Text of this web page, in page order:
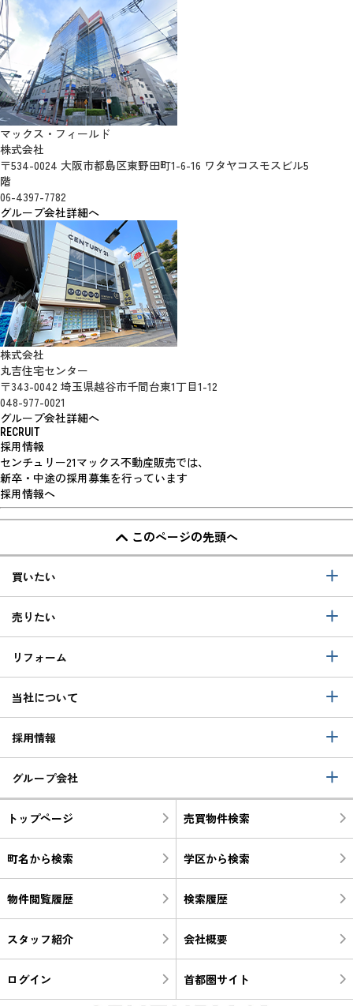
マックス・フィールド
株式会社
〒534-0024 大阪市都島区東野田町1-6-16 ワタヤコスモスビル5
階
06-4397-7782
グループ会社詳細へ
株式会社
丸吉住宅センター
〒343-0042 埼玉県越谷市千間台東1丁目1-12
048-977-0021
グループ会社詳細へ
RECRUIT
採用情報
センチュリー21マックス不動産販売では、
新卒・中途の採用募集を行っています
採用情報へ
このページの先頭へ
買いたい
売りたい
リフォーム
当社について
採用情報
グループ会社
トップページ 売買物件検索
町名から検索 学区から検索
物件閲覧履歴 検索履歴
スタッフ紹介 会社概要
ログイン 首都圏サイト